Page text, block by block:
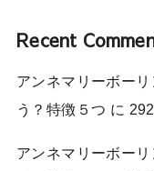
Recent
アンネマリーボー
う？特徴５つ に
アンネマリーボー